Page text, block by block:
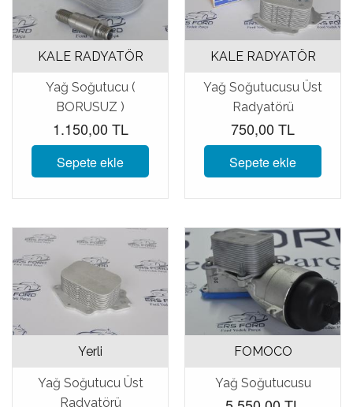
KALE RADYATÖR
Yağ Soğutucu (
BORUSUZ )
1.150,00 TL
Sepete ekle
KALE RADYATÖR
Yağ Soğutucusu Üst
Radyatörü
750,00 TL
Sepete ekle
Yerli
Yağ Soğutucu Üst
Radyatörü
FOMOCO
Yağ Soğutucusu